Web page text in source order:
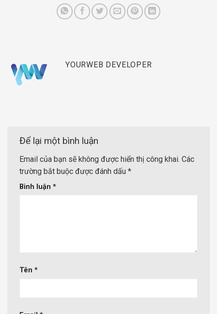
YOURWEB DEVELOPER
Để lại một bình luận
Email của bạn sẽ không được hiển thị công khai. Các
trường bắt buộc được đánh dấu *
Bình luận *
Tên *